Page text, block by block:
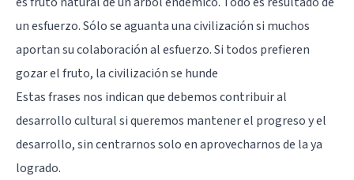
un esfuerzo. Sólo se aguanta una civilización si muchos
aportan su colaboración al esfuerzo. Si todos prefieren
gozar el fruto, la civilización se hunde
Estas frases nos indican que debemos contribuir al
desarrollo cultural si queremos mantener el progreso y el
desarrollo, sin centrarnos solo en aprovecharnos de la ya
logrado.